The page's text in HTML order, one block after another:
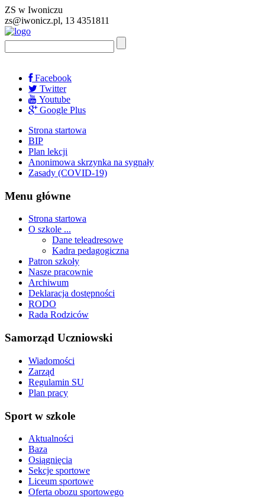
ZS w Iwoniczu
zs@iwonicz.pl, 13 4351811
Facebook
Twitter
Youtube
Google Plus
Strona startowa
BIP
Plan lekcji
Anonimowa skrzynka na sygnały
Zasady (COVID-19)
Menu główne
Strona startowa
O szkole ...
Dane teleadresowe
Kadra pedagogiczna
Patron szkoły
Nasze pracownie
Archiwum
Deklaracja dostępności
RODO
Rada Rodziców
Samorząd Uczniowski
Wiadomości
Zarząd
Regulamin SU
Plan pracy
Sport w szkole
Aktualności
Baza
Osiągnięcia
Sekcje sportowe
Liceum sportowe
Oferta obozu sportowego